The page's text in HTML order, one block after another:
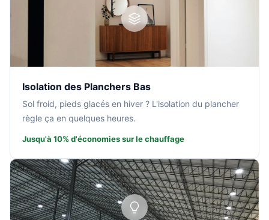
Isolation des Planchers Bas
Sol froid, pieds glacés en hiver ? L'isolation du plancher
règle ça en quelques heures.
Jusqu'à 10% d'économies sur le chauffage